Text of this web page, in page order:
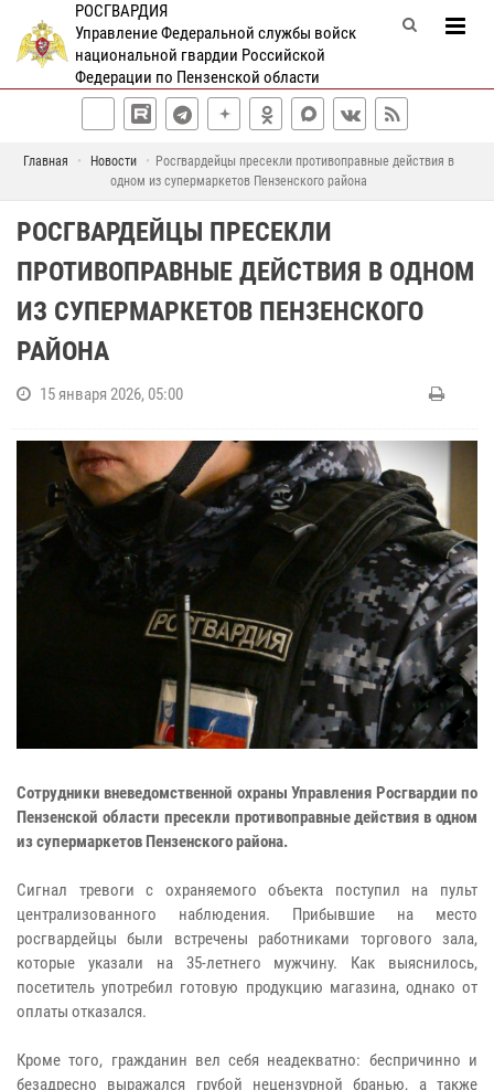
РОСГВАРДИЯ
Управление Федеральной службы войск
национальной гвардии Российской
Федерации по Пензенской области
Главная Новости
Росгвардейцы пресекли противоправные действия в
одном из супермаркетов Пензенского района
РОСГВАРДЕЙЦЫ ПРЕСЕКЛИ
ПРОТИВОПРАВНЫЕ ДЕЙСТВИЯ В ОДНОМ
ИЗ СУПЕРМАРКЕТОВ ПЕНЗЕНСКОГО
РАЙОНА
15 января 2026, 05:00
Сотрудники вневедомственной охраны Управления Росгвардии по
Пензенской области пресекли противоправные действия в одном
из супермаркетов Пензенского района.
Сигнал тревоги с охраняемого объекта поступил на пульт
централизованного наблюдения. Прибывшие на место
росгвардейцы были встречены работниками торгового зала,
которые указали на 35-летнего мужчину. Как выяснилось,
посетитель употребил готовую продукцию магазина, однако от
оплаты отказался.
Кроме того, гражданин вел себя неадекватно: беспричинно и
безадресно выражался грубой нецензурной бранью, а также